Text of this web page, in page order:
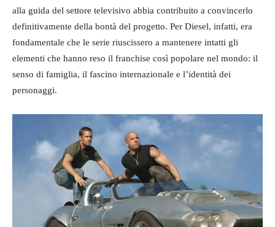
alla guida del settore televisivo abbia contribuito a convincerlo
definitivamente della bontà del progetto. Per Diesel, infatti, era
fondamentale che le serie riuscissero a mantenere intatti gli
elementi che hanno reso il franchise così popolare nel mondo: il
senso di famiglia, il fascino internazionale e l’identità dei
personaggi.